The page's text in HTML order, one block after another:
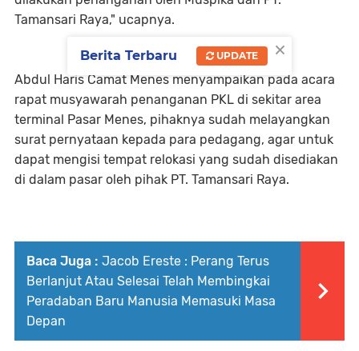
Tamansari Raya," ucapnya.
Abdul Haris Camat Menes menyampaikan pada acara
rapat musyawarah penanganan PKL di sekitar area
terminal Pasar Menes, pihaknya sudah melayangkan
surat pernyataan kepada para pedagang, agar untuk
dapat mengisi tempat relokasi yang sudah disediakan
di dalam pasar oleh pihak PT. Tamansari Raya.
Baca Juga : Jacob Ereste : Perang Terus
Berlanjut Atau Selesai Telah Membingkai
Peradaban Baru Manusia Memasuki Masa
Depan
×
Berita Terbaru UPDATE